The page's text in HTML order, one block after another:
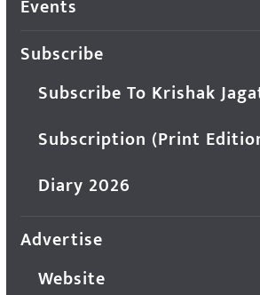
Events
Subscribe
Subscribe To Krishak
Subscription (Print
Diary 2026
Advertise
Website